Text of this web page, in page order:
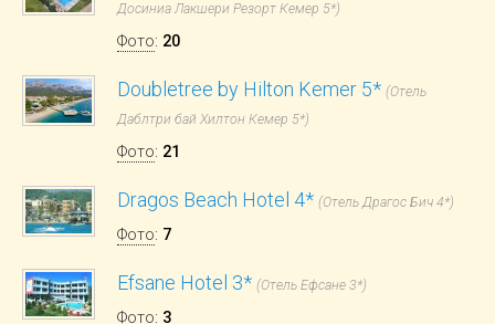
Досиниа Лакшери Резорт Кемер 5*)
Фото: 20
Doubletree by Hilton Kemer 5* (Отель
Даблтри бай Хилтон Кемер 5*)
Фото: 21
Dragos Beach Hotel 4* (Отель Драгос Бич 4*)
Фото: 7
Efsane Hotel 3* (Отель Ефсане 3*)
Фото: 3